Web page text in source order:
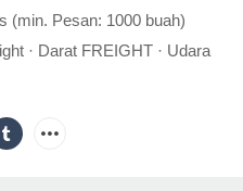
(min. Pesan: 1000 buah)
· Darat FREIGHT · Udara